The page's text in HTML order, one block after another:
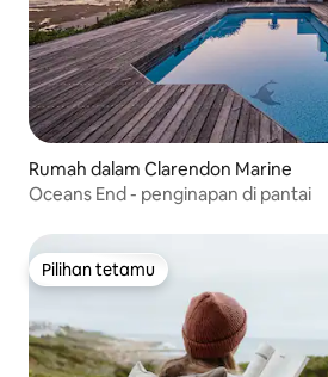
Rumah dalam Clarendon Marine
Oceans End - penginapan di pantai
Pilihan tetamu
Pilihan tetamu